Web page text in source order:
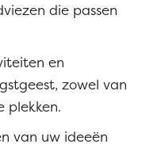
die passen
en
zowel van
plekken.
van uw ideeën